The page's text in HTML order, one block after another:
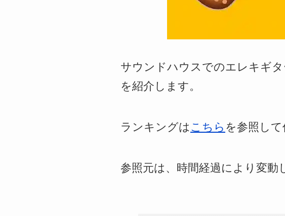
サウンドハウスでのエレキギ
を紹介します。
ランキングは こちら を参照して
参照元は、時間経過により変動